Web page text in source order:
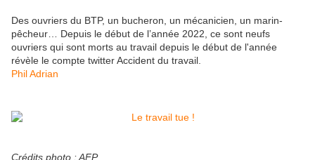
Des ouvriers du BTP, un bucheron, un mécanicien, un marin-
pêcheur… Depuis le début de l’année 2022, ce sont neufs
ouvriers qui sont morts au travail depuis le début de l'année
révèle le compte twitter Accident du travail.
Phil Adrian
Crédits photo : AFP